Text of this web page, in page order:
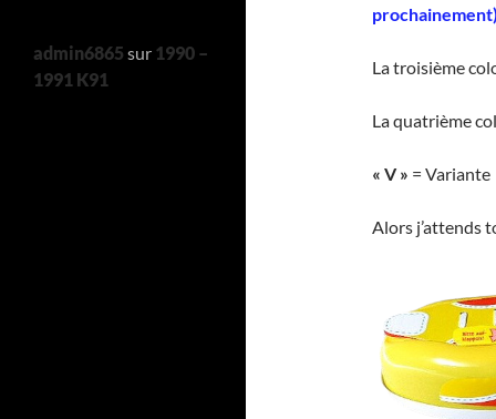
La troisième
La quatrième
« V » = Variante
Alors j’attends
admin6865 sur 1990 –
1991 K91